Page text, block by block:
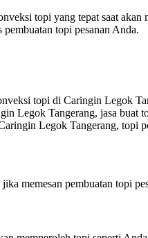
topi yang tepat saat
topi pesanan Anda.
topi di Caringin Legok
Legok Tangerang, jasa
Legok Tangerang, topi
memesan pembuatan topi